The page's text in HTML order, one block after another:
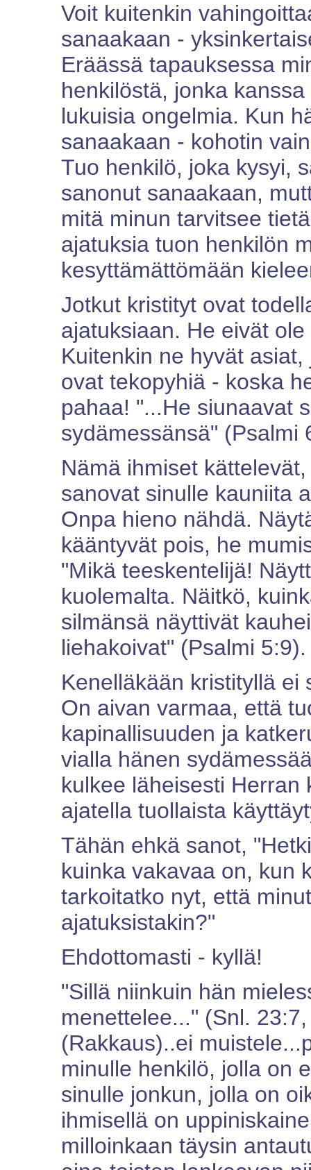
Voit kuitenkin
sanaakaan -
Eräässä tapauksessa
henkilöstä, jonka
lukuisia ongelmia. Kun
sanaakaan - kohotin
Tuo henkilö, joka kysyi,
sanonut sanaakaan,
mitä minun tarvitsee
ajatuksia tuon henkilön
kesyttämättömään
Jotkut kristityt ovat
ajatuksiaan. He eivät
Kuitenkin ne hyvät
ovat tekopyhiä - koska
pahaa! "...He siunaavat
sydämessänsä" (Psalmi
Nämä ihmiset
sanovat sinulle kauniita
Onpa hieno nähdä.
kääntyvät pois, he
"Mikä teeskentelijä!
kuolemalta. Näitkö,
silmänsä näyttivät
liehakoivat" (Psalmi 5:9).
Kenelläkään kristityllä ei
On aivan varmaa, että
kapinallisuuden ja
vialla hänen
kulkee läheisesti Herran
ajatella tuollaista
Tähän ehkä sanot,
kuinka vakavaa on, kun
tarkoitatko nyt, että
ajatuksistakin?"
Ehdottomasti - kyllä!
"Sillä niinkuin hän
menettelee..." (Snl.
(Rakkaus)..ei
minulle henkilö, jolla on
sinulle jonkun, jolla on
ihmisellä on
milloinkaan täysin